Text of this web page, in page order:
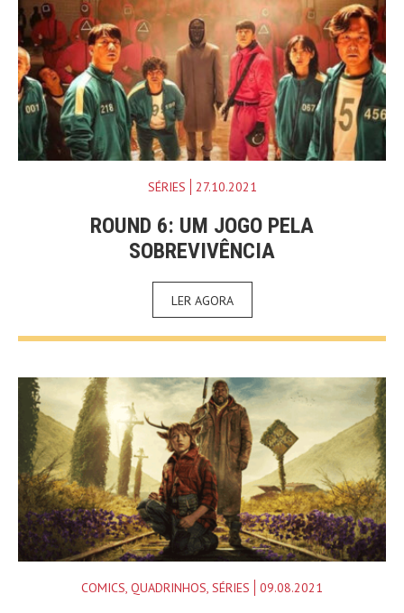
SÉRIES 27.10.2021
ROUND 6: UM JOGO PELA
SOBREVIVÊNCIA
LER AGORA
COMICS, QUADRINHOS, SÉRIES 09.08.2021